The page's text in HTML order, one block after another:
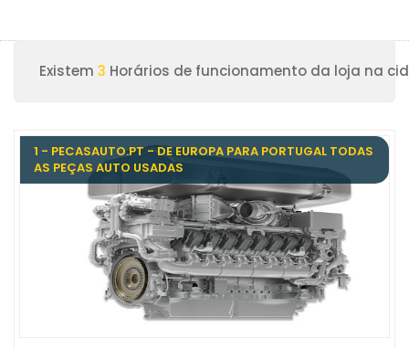
Existem 3 Horários de funcionamento da loja na
1 - PECASAUTO.PT - DE EUROPA PARA PORTUGAL TODAS
AS PEÇAS AUTO USADAS